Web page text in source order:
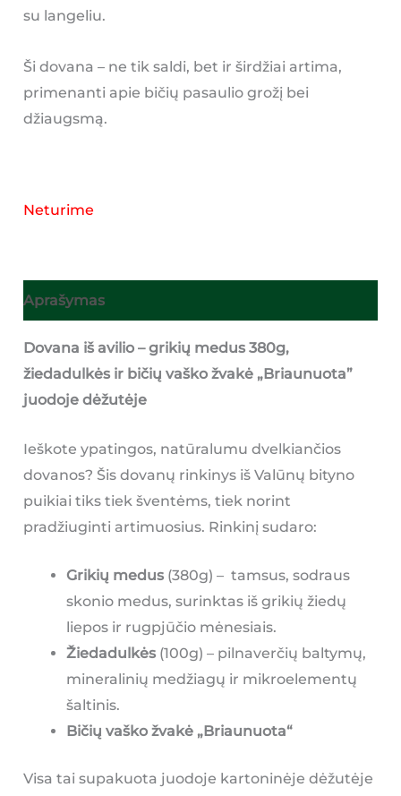
su langeliu.
Ši dovana – ne tik saldi, bet ir širdžiai artima,
primenanti apie bičių pasaulio grožį bei
džiaugsmą.
Neturime
Aprašymas
Dovana iš avilio – grikių medus 380g,
žiedadulkės ir bičių vaško žvakė „Briaunuota”
juodoje dėžutėje
Ieškote ypatingos, natūralumu dvelkiančios
dovanos? Šis dovanų rinkinys iš Valūnų bityno
puikiai tiks tiek šventėms, tiek norint
pradžiuginti artimuosius. Rinkinį sudaro:
Grikių medus (380g) – tamsus, sodraus
skonio medus, surinktas iš grikių žiedų
liepos ir rugpjūčio mėnesiais.
Žiedadulkės(100g) – pilnaverčių baltymų,
mineralinių medžiagų ir mikroelementų
šaltinis.
Bičių vaško žvakė „Briaunuota“
Visa tai supakuota juodoje kartoninėje dėžutėje